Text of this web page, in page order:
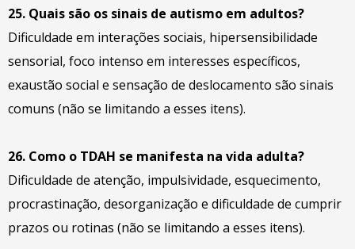
25. Quais são os sinais de autismo em adultos?
Dificuldade em interações sociais, hipersensibilidade
sensorial, foco intenso em interesses específicos,
exaustão social e sensação de deslocamento são sinais
comuns (não se limitando a esses itens).
26. Como o TDAH se manifesta na vida adulta?
Dificuldade de atenção, impulsividade, esquecimento,
procrastinação, desorganização e dificuldade de cumprir
prazos ou rotinas (não se limitando a esses itens).